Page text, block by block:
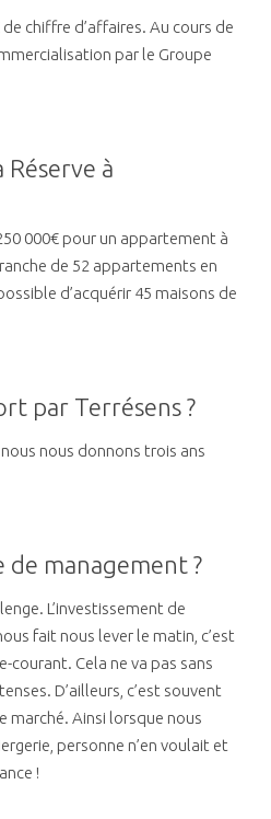
chiffre d’affaires. Au cours de
par le Groupe
à
000€ pour un appartement à
de 52 appartements en
d’acquérir 45 maisons de
par Terrésens ?
nous donnons trois ans
management ?
L’investissement de
fait nous lever le matin, c’est
courant. Cela ne va pas sans
D’ailleurs, c’est souvent
marché. Ainsi lorsque nous
personne n’en voulait et
!